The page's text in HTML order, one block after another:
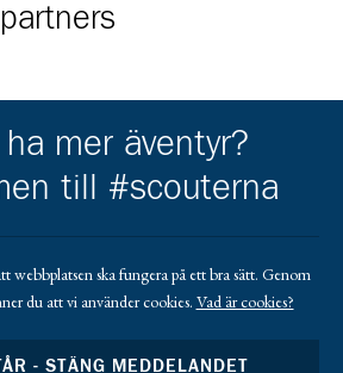
https://www.lansforsakringar.se/
Gå till https://
mer äventyr?
till #scouterna
webbplatsen ska fungera på ett bra sätt. Genom
du att vi använder cookies. Vad är cookies?
- STÄNG MEDDELANDET